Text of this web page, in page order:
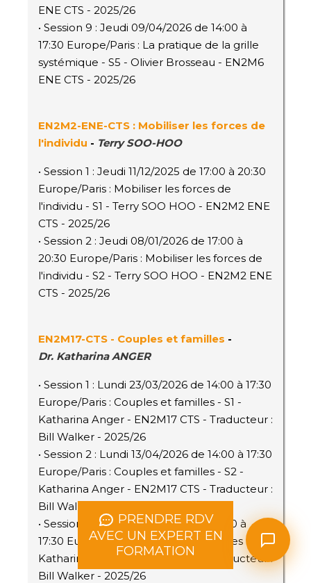
PRENDRE RDV
AVEC UN EXPERT EN
FORMATION
ENE CTS - 2025/26
• Session 9 : Jeudi 09/04/2026 de 14:00 à
17:30 Europe/Paris : La pratique de la grille
systémique - S5 - Olivier Brosseau - EN2M6
ENE CTS - 2025/26
EN2M2-ENE-CTS : Mobiliser les forces de
l'individu - Terry SOO-HOO
• Session 1 : Jeudi 11/12/2025 de 17:00 à 20:30
Europe/Paris : Mobiliser les forces de
l'individu - S1 - Terry SOO HOO - EN2M2 ENE
CTS - 2025/26
• Session 2 : Jeudi 08/01/2026 de 17:00 à
20:30 Europe/Paris : Mobiliser les forces de
l'individu - S2 - Terry SOO HOO - EN2M2 ENE
CTS - 2025/26
EN2M17-CTS - Couples et familles -
Dr. Katharina ANGER
• Session 1 : Lundi 23/03/2026 de 14:00 à 17:30
Europe/Paris : Couples et familles - S1 -
Katharina Anger - EN2M17 CTS - Traducteur :
Bill Walker - 2025/26
• Session 2 : Lundi 13/04/2026 de 14:00 à 17:30
Europe/Paris : Couples et familles - S2 -
Katharina Anger - EN2M17 CTS - Traducteur :
Bill Walker - 2025/26
• Session 3 : Lundi 08/06/2026 de 14:00 à
17:30 Europe/Paris : Couples et familles - S3 -
Katharina Anger - EN2M17 CTS - Traducteur :
Bill Walker - 2025/26